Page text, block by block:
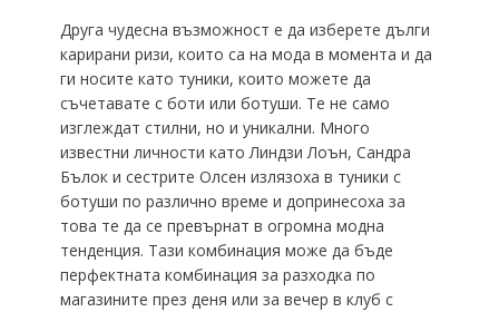
Друга чудесна възможност е да изберете дълги
карирани ризи, които са на мода в момента и да
ги носите като туники, които можете да
съчетавате с боти или ботуши. Те не само
изглеждат стилни, но и уникални. Много
известни личности като Линдзи Лоън, Сандра
Бълок и сестрите Олсен излязоха в туники с
ботуши по различно време и допринесоха за
това те да се превърнат в огромна модна
тенденция. Тази комбинация може да бъде
перфектната комбинация за разходка по
магазините през деня или за вечер в клуб с